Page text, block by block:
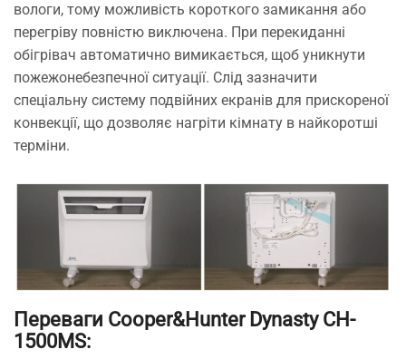
вологи, тому можливість короткого замикання або
перегріву повністю виключена. При перекиданні
обігрівач автоматично вимикається, щоб уникнути
пожежонебезпечної ситуації. Слід зазначити
спеціальну систему подвійних екранів для прискореної
конвекції, що дозволяє нагріти кімнату в найкоротші
терміни.
Переваги Cooper&Hunter Dynasty CH-
1500MS: